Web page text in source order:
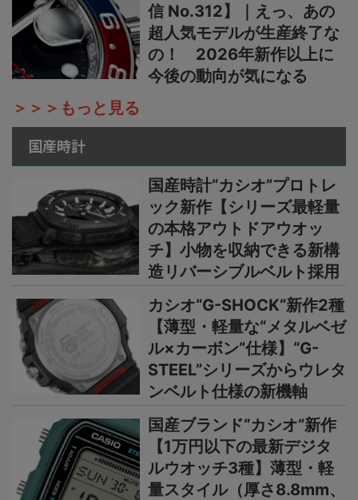
信 No.312】｜えっ、あの
超人気モデルが生産終了な
の！ 2026年新作以上に
今後の動向が気になる
＞＞＞もっと見る
国産時計
国産時計“カシオ”プロトレ
ック新作【シリーズ最軽量
の本格アウトドアウオッ
チ】小物を収納できる新構
造リバーシブルベルト採用
カシオ“G-SHOCK”新作2種
【薄型・軽量な“メタルベゼ
ル×カーボン”仕様】“G-
STEEL”シリーズからウレタ
ンベルト仕様の新機軸
国産ブランド“カシオ”新作
【1万円以下の最新デジタ
ルウオッチ3種】薄型・軽
量スタイル（厚さ8.8mm、